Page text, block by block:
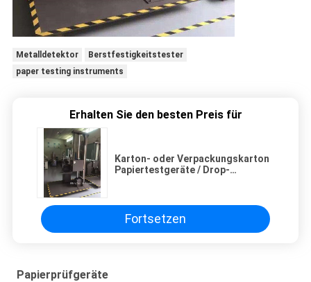
Metalldetektor
Berstfestigkeitstester
paper testing instruments
Erhalten Sie den besten Preis für
Karton- oder Verpackungskarton
Papiertestgeräte / Drop-
Fortsetzen
Papierprüfgeräte